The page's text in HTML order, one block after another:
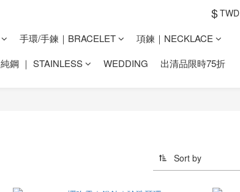
$TWD
手環/手鍊｜BRACELET
項鍊｜NECKLACE
純鋼 ｜ STAINLESS WEDDING 出清品限時75折
Sort by